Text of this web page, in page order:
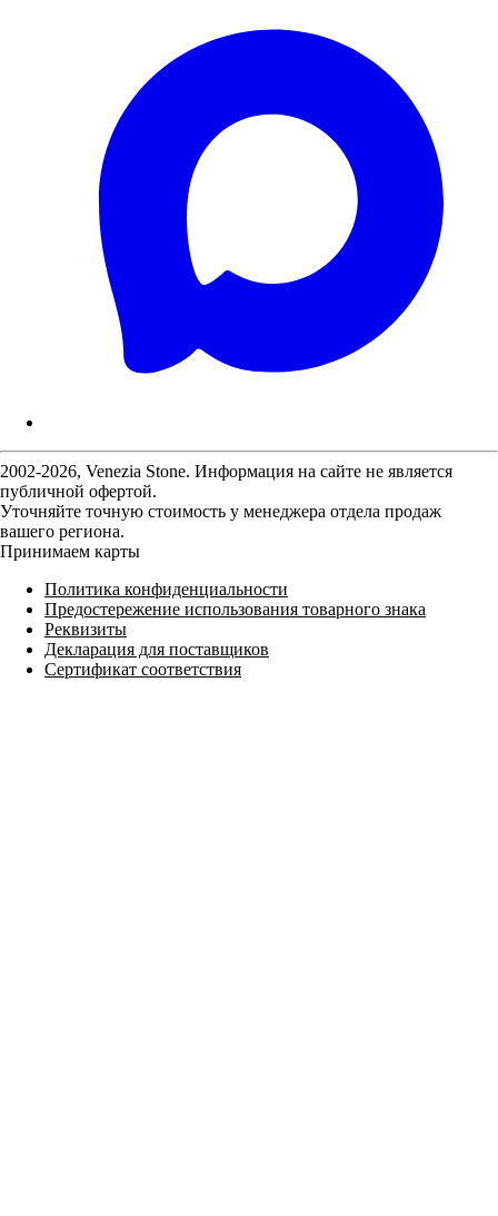
2002-2026, Venezia Stone. Информация на сайте не является
публичной офертой.
Уточняйте точную стоимость у менеджера отдела продаж
вашего региона.
Принимаем карты
Политика конфиденциальности
Предостережение использования товарного знака
Реквизиты
Декларация для поставщиков
Сертификат соответствия